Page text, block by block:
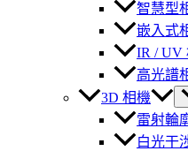
智慧型
嵌入式
IR / UV
高光譜
3D 相機
雷射輪
白光干